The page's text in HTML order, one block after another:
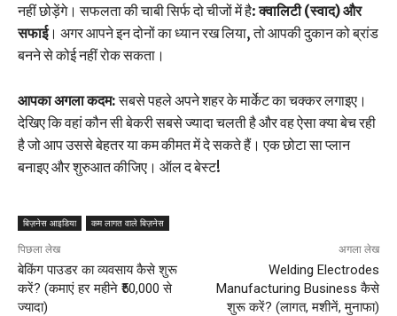
नहीं छोड़ेंगे। सफलता की चाबी सिर्फ दो चीजों में है:क्वालिटी (स्वाद) और
सफाई। अगर आपने इन दोनों का ध्यान रख लिया, तो आपकी दुकान को ब्रांड
बनने से कोई नहीं रोक सकता।
आपका अगला कदम:सबसे पहले अपने शहर के मार्केट का चक्कर लगाइए।
देखिए कि वहां कौन सी बेकरी सबसे ज्यादा चलती है और वह ऐसा क्या बेच रही
है जो आप उससे बेहतर या कम कीमत में दे सकते हैं। एक छोटा सा प्लान
बनाइए और शुरुआत कीजिए। ऑल द बेस्ट!
बिज़नेस आइडिया कम लागत वाले बिज़नेस
पिछला लेख
बेकिंग पाउडर का व्यवसाय कैसे शुरू
करें? (कमाएं हर महीने ₹50,000 से
ज्यादा)
अगला लेख
Welding Electrodes
Manufacturing Business कैसे
शुरू करें? (लागत, मशीनें, मुनाफा)